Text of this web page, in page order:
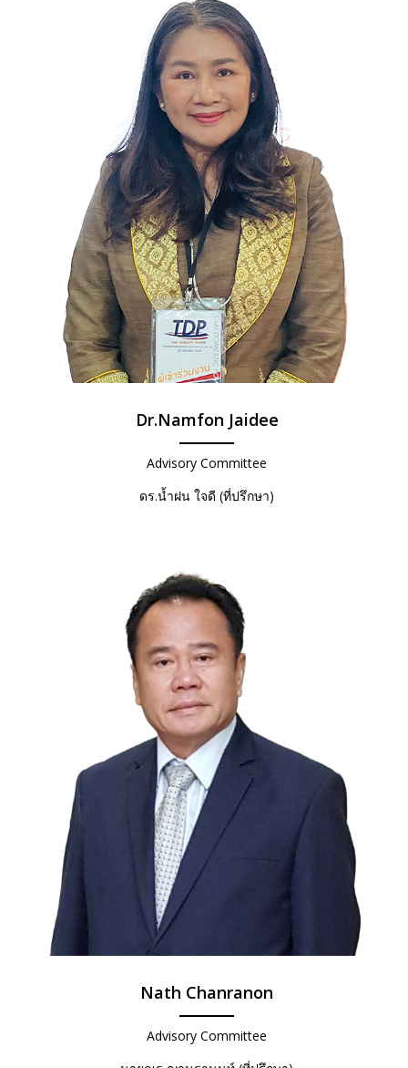
Dr.Namfon Jaidee
Advisory Committee
ดร.น้ำฝน ใจดี (ที่ปรึกษา)
Nath Chanranon
Advisory Committee